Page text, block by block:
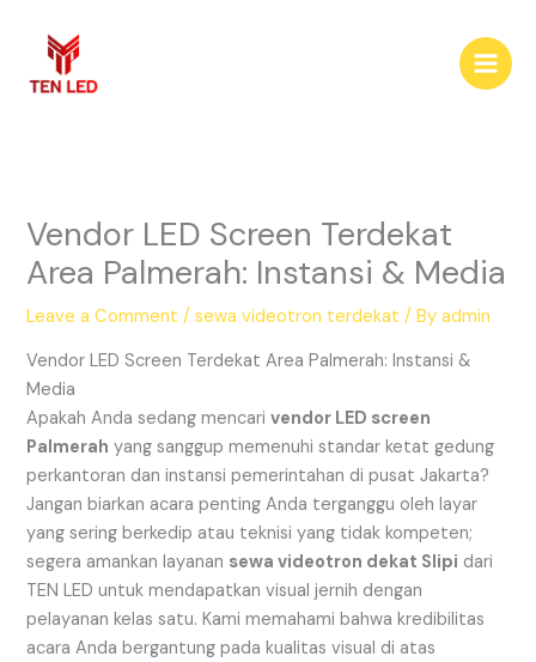
content
Vendor LED Screen Terdekat
Area Palmerah: Instansi & Media
Leave a Comment /sewa videotron terdekat / Byadmin
Vendor LED Screen Terdekat Area Palmerah: Instansi &
Media
Apakah Anda sedang mencarivendor LED screen
Palmerah yang sanggup memenuhi standar ketat gedung
perkantoran dan instansi pemerintahan di pusat Jakarta?
Jangan biarkan acara penting Anda terganggu oleh layar
yang sering berkedip atau teknisi yang tidak kompeten;
segera amankan layanan sewa videotron dekat Slipi dari
TEN LED untuk mendapatkan visual jernih dengan
pelayanan kelas satu. Kami memahami bahwa kredibilitas
acara Anda bergantung pada kualitas visual di atas